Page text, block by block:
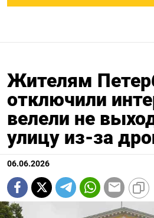
Жителям
отключили
велели не
улицу из-за
06.06.2026